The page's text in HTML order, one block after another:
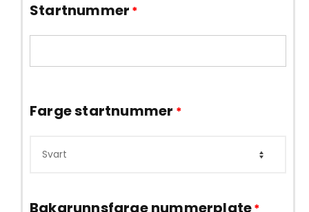
Startnummer *
Farge startnummer *
Bakgrunnsfarge nummerplate